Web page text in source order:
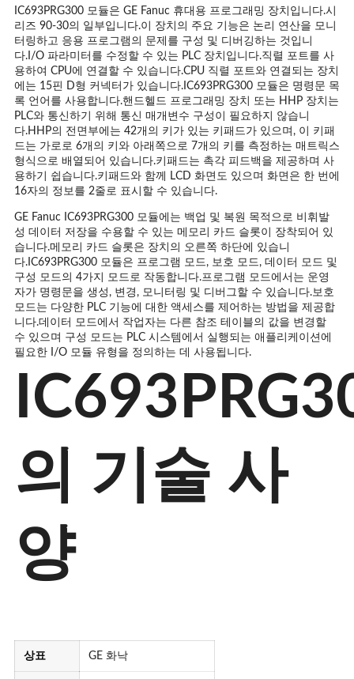
트
맵
개
인
정
보
정
책
IC693PRG300 모듈은 GE Fanuc 휴대용 프로그래밍 장치입니다.시
리즈 90-30의 일부입니다.이 장치의 주요 기능은 논리 연산을 모니
터링하고 응용 프로그램의 문제를 구성 및 디버깅하는 것입니
다.I/O 파라미터를 수정할 수 있는 PLC 장치입니다.직렬 포트를 사
용하여 CPU에 연결할 수 있습니다.CPU 직렬 포트와 연결되는 장치
에는 15핀 D형 커넥터가 있습니다.IC693PRG300 모듈은 명령문 목
록 언어를 사용합니다.핸드헬드 프로그래밍 장치 또는 HHP 장치는
PLC와 통신하기 위해 통신 매개변수 구성이 필요하지 않습니
다.HHP의 전면부에는 42개의 키가 있는 키패드가 있으며, 이 키패
드는 가로로 6개의 키와 아래쪽으로 7개의 키를 측정하는 매트릭스
형식으로 배열되어 있습니다.키패드는 촉각 피드백을 제공하며 사
용하기 쉽습니다.키패드와 함께 LCD 화면도 있으며 화면은 한 번에
16자의 정보를 2줄로 표시할 수 있습니다.
GE Fanuc IC693PRG300 모듈에는 백업 및 복원 목적으로 비휘발
성 데이터 저장을 수용할 수 있는 메모리 카드 슬롯이 장착되어 있
습니다.메모리 카드 슬롯은 장치의 오른쪽 하단에 있습니
다.IC693PRG300 모듈은 프로그램 모드, 보호 모드, 데이터 모드 및
구성 모드의 4가지 모드로 작동합니다.프로그램 모드에서는 운영
자가 명령문을 생성, 변경, 모니터링 및 디버그할 수 있습니다.보호
모드는 다양한 PLC 기능에 대한 액세스를 제어하는 ​​방법을 제공합
니다.데이터 모드에서 작업자는 다른 참조 테이블의 값을 변경할
수 있으며 구성 모드는 PLC 시스템에서 실행되는 애플리케이션에
필요한 I/O 모듈 유형을 정의하는 데 사용됩니다.
의 기술 사
양
상표 GE 화낙